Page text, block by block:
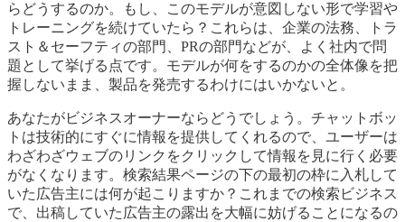
らどうするのか。もし、このモデルが意図しない形で学習や
トレーニングを続けていたら？これらは、企業の法務、トラ
スト＆セーフティの部門、PRの部門などが、よく社内で問
題として挙げる点です。モデルが何をするのかの全体像を把
握しないまま、製品を発売するわけにはいかないと。
あなたがビジネスオーナーならどうでしょう。チャットボッ
トは技術的にすぐに情報を提供してくれるので、ユーザーは
わざわざウェブのリンクをクリックして情報を見に行く必要
がなくなります。検索結果ページの下の最初の枠に入札して
いた広告主には何が起こりますか？これまでの検索ビジネス
で、出稿していた広告主の露出を大幅に妨げることになるの